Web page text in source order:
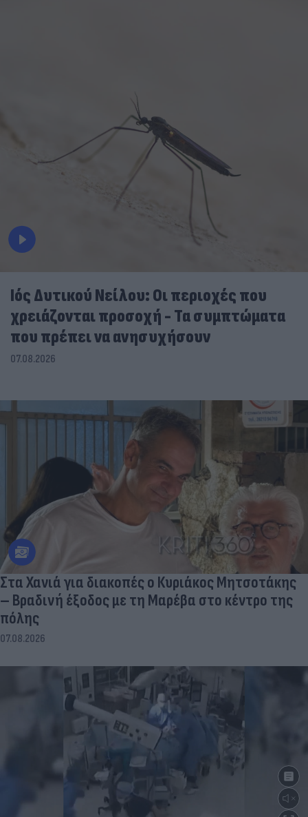
Ιός Δυτικού Νείλου: Οι περιοχές που
χρειάζονται προσοχή - Τα συμπτώματα
που πρέπει να ανησυχήσουν
07.08.2026
Στα Χανιά για διακοπές ο Κυριάκος Μητσοτάκης
– Βραδινή έξοδος με τη Μαρέβα στο κέντρο της
πόλης
07.08.2026